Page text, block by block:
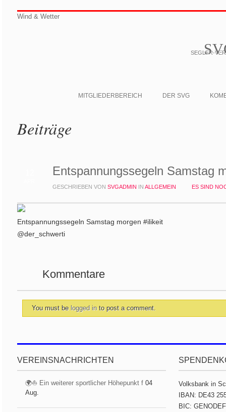
Wind & Wetter
SEGLER-
MITGLIEDERBEREICH DER SVG
Beiträge
Entspannungssegeln Samstag
GESCHRIEBEN VON SVGADMIN IN ALLGEMEIN ES SIND
Entspannungssegeln Samstag morgen #ilikeit
@der_schwerti
Kommentare
You must be logged in to post a comment.
VEREINSNACHRICHTEN
🌍⛵ Ein weiterer sportlicher Höhepunkt f 04
Aug.
Volksbank in
IBAN: DE43
BIC: